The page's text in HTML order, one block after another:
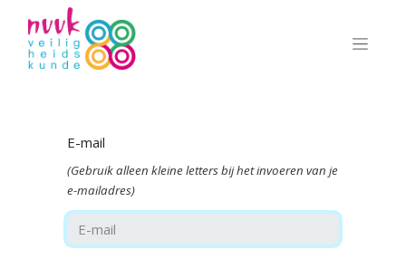
E-mail
(Gebruik alleen kleine letters bij het invoeren van je
e-mailadres)